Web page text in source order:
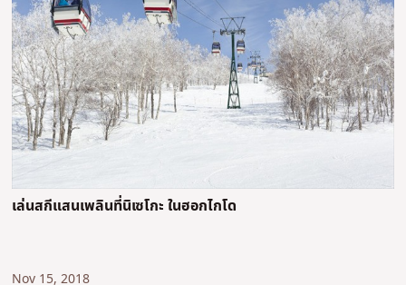
เล่นสกีแสนเพลินที่นิเซโกะ ในฮอกไกโด
Nov 15, 2018